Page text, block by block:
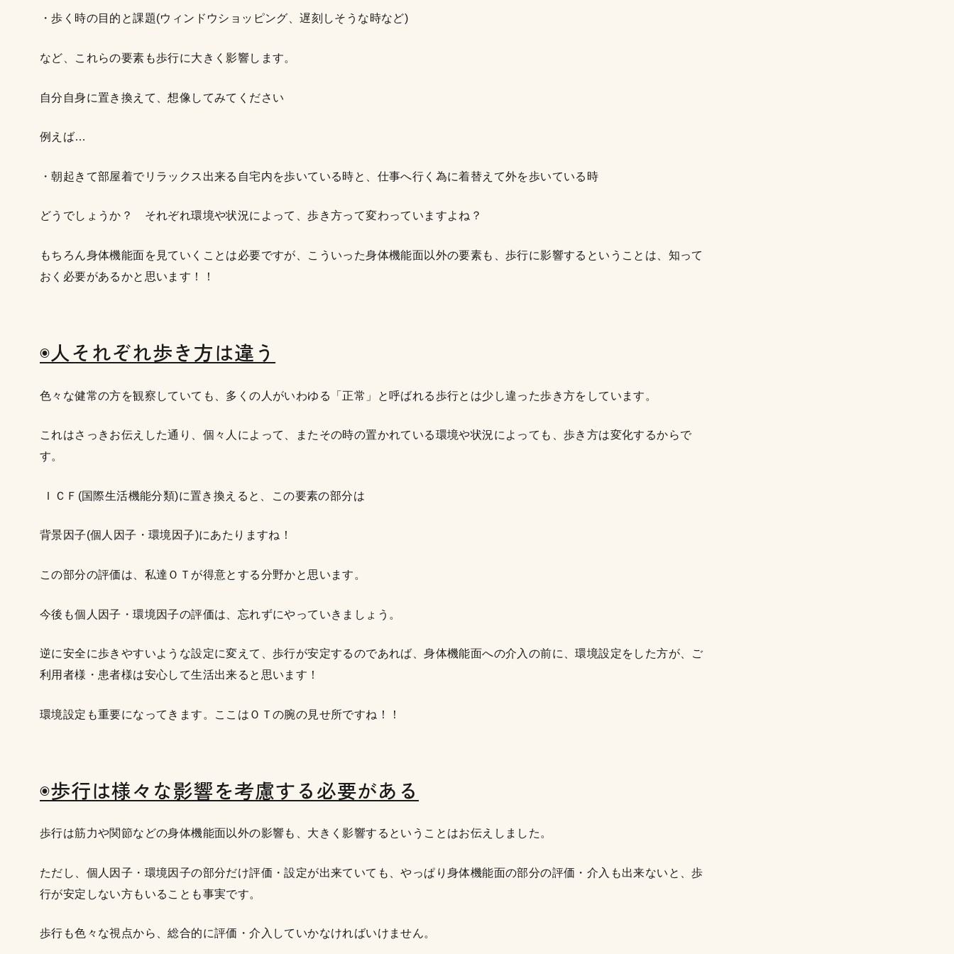
・歩く時の目的と課題(ウィンドウショッピング、遅刻しそうな時など)
など、これらの要素も歩行に大きく影響します。
自分自身に置き換えて、想像してみてください
例えば…
・朝起きて部屋着でリラックス出来る自宅内を歩いている時と、仕事へ行く為に着替えて外を歩いている時
どうでしょうか？ それぞれ環境や状況によって、歩き方って変わっていますよね？
もちろん身体機能面を見ていくことは必要ですが、こういった身体機能面以外の要素も、歩行に影響するということは、知って
おく必要があるかと思います！！
◉人それぞれ歩き方は違う
色々な健常の方を観察していても、多くの人がいわゆる「正常」と呼ばれる歩行とは少し違った歩き方をしています。
これはさっきお伝えした通り、個々人によって、またその時の置かれている環境や状況によっても、歩き方は変化するからで
す。
ＩＣＦ(国際生活機能分類)に置き換えると、この要素の部分は
背景因子(個人因子・環境因子)にあたりますね！
この部分の評価は、私達ＯＴが得意とする分野かと思います。
今後も個人因子・環境因子の評価は、忘れずにやっていきましょう。
逆に安全に歩きやすいような設定に変えて、歩行が安定するのであれば、身体機能面への介入の前に、環境設定をした方が、ご
利用者様・患者様は安心して生活出来ると思います！
環境設定も重要になってきます。ここはＯＴの腕の見せ所ですね！！
◉歩行は様々な影響を考慮する必要がある
歩行は筋力や関節などの身体機能面以外の影響も、大きく影響するということはお伝えしました。
ただし、個人因子・環境因子の部分だけ評価・設定が出来ていても、やっぱり身体機能面の部分の評価・介入も出来ないと、歩
行が安定しない方もいることも事実です。
歩行も色々な視点から、総合的に評価・介入していかなければいけません。